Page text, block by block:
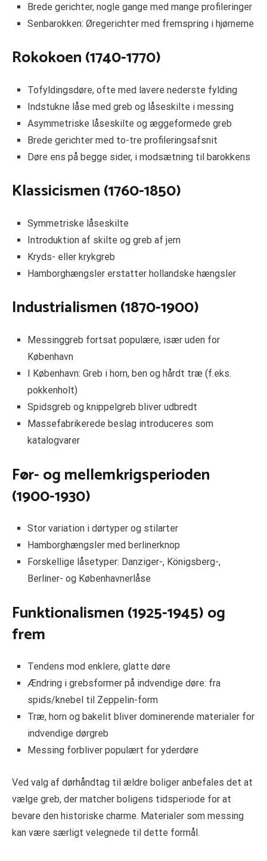
Brede gerichter, nogle gange med mange profileringer
Senbarokken: Øregerichter med fremspring i hjørnerne
Rokokoen (1740-1770)
Tofyldingsdøre, ofte med lavere nederste fylding
Indstukne låse med greb og låseskilte i messing
Asymmetriske låseskilte og æggeformede greb
Brede gerichter med to-tre profileringsafsnit
Døre ens på begge sider, i modsætning til barokkens
Klassicismen (1760-1850)
Symmetriske låseskilte
Introduktion af skilte og greb af jern
Kryds- eller krykgreb
Hamborghængsler erstatter hollandske hængsler
Industrialismen (1870-1900)
Messinggreb fortsat populære, især uden for
København
I København: Greb i horn, ben og hårdt træ (f.eks.
pokkenholt)
Spidsgreb og knippelgreb bliver udbredt
Massefabrikerede beslag introduceres som
katalogvarer
Før- og mellemkrigsperioden
(1900-1930)
Stor variation i dørtyper og stilarter
Hamborghængsler med berlinerknop
Forskellige låsetyper: Danziger-, Königsberg-,
Berliner- og Københavnerlåse
Funktionalismen (1925-1945) og
frem
Tendens mod enklere, glatte døre
Ændring i grebsformer på indvendige døre: fra
spids/knebel til Zeppelin-form
Træ, horn og bakelit bliver dominerende materialer for
indvendige dørgreb
Messing forbliver populært for yderdøre
Ved valg af dørhåndtag til ældre boliger anbefales det at
vælge greb, der matcher boligens tidsperiode for at
bevare den historiske charme. Materialer som messing
kan være særligt velegnede til dette formål.